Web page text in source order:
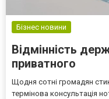
Бізнес новини
Відмінність
приватного
Щодня сотні громадян
термінова консультація